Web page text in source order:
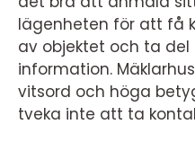
lägenheten för att få
av objektet och ta
information.
vitsord och höga
tveka inte att ta